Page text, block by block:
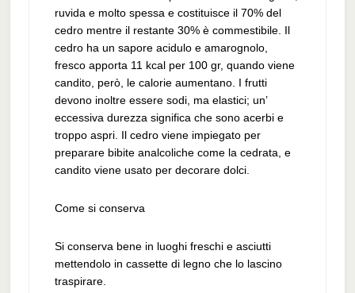
ruvida e molto spessa e costituisce il 70% del
cedro mentre il restante 30% è commestibile. Il
cedro ha un sapore acidulo e amarognolo,
fresco apporta 11 kcal per 100 gr, quando viene
candito, però, le calorie aumentano. I frutti
devono inoltre essere sodi, ma elastici; un’
eccessiva durezza significa che sono acerbi e
troppo aspri. Il cedro viene impiegato per
preparare bibite analcoliche come la cedrata, e
candito viene usato per decorare dolci.
Come si conserva
Si conserva bene in luoghi freschi e asciutti
mettendolo in cassette di legno che lo lascino
traspirare.